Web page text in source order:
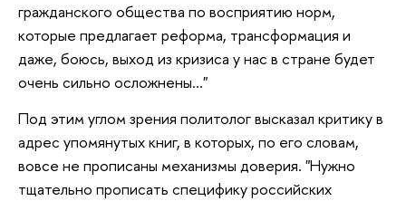
гражданского общества по восприятию норм,
которые предлагает реформа, трансформация и
даже, боюсь, выход из кризиса у нас в стране будет
очень сильно осложнены…"
Под этим углом зрения политолог высказал критику в
адрес упомянутых книг, в которых, по его словам,
вовсе не прописаны механизмы доверия. "Нужно
тщательно прописать специфику российских